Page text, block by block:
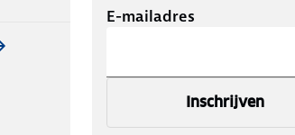
E-mailadres
Inschrijven